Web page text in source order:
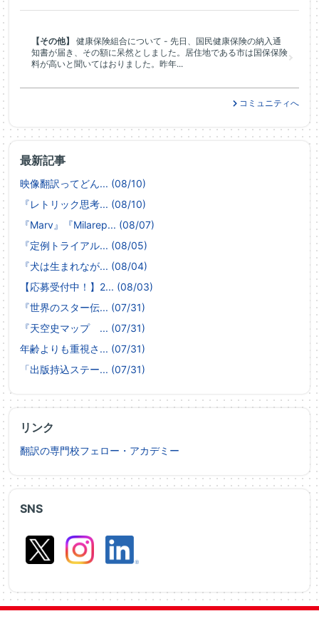
SNS
最新記事
映像翻訳ってどん... (08/10)
『レトリック思考... (08/10)
『Marv』『Milarep... (08/07)
『定例トライアル... (08/05)
『犬は生まれなが... (08/04)
【応募受付中！】2... (08/03)
『世界のスター伝... (07/31)
『天空史マップ ... (07/31)
年齢よりも重視さ... (07/31)
「出版持込ステー... (07/31)
リンク
翻訳の専門校フェロー・アカデミー
【その他】
健康保険組合について - 先日、国民健康保険の納入通
知書が届き、その額に呆然としました。居住地である市は国保保険
料が高いと聞いてはおりました。昨年...
コミュニティへ